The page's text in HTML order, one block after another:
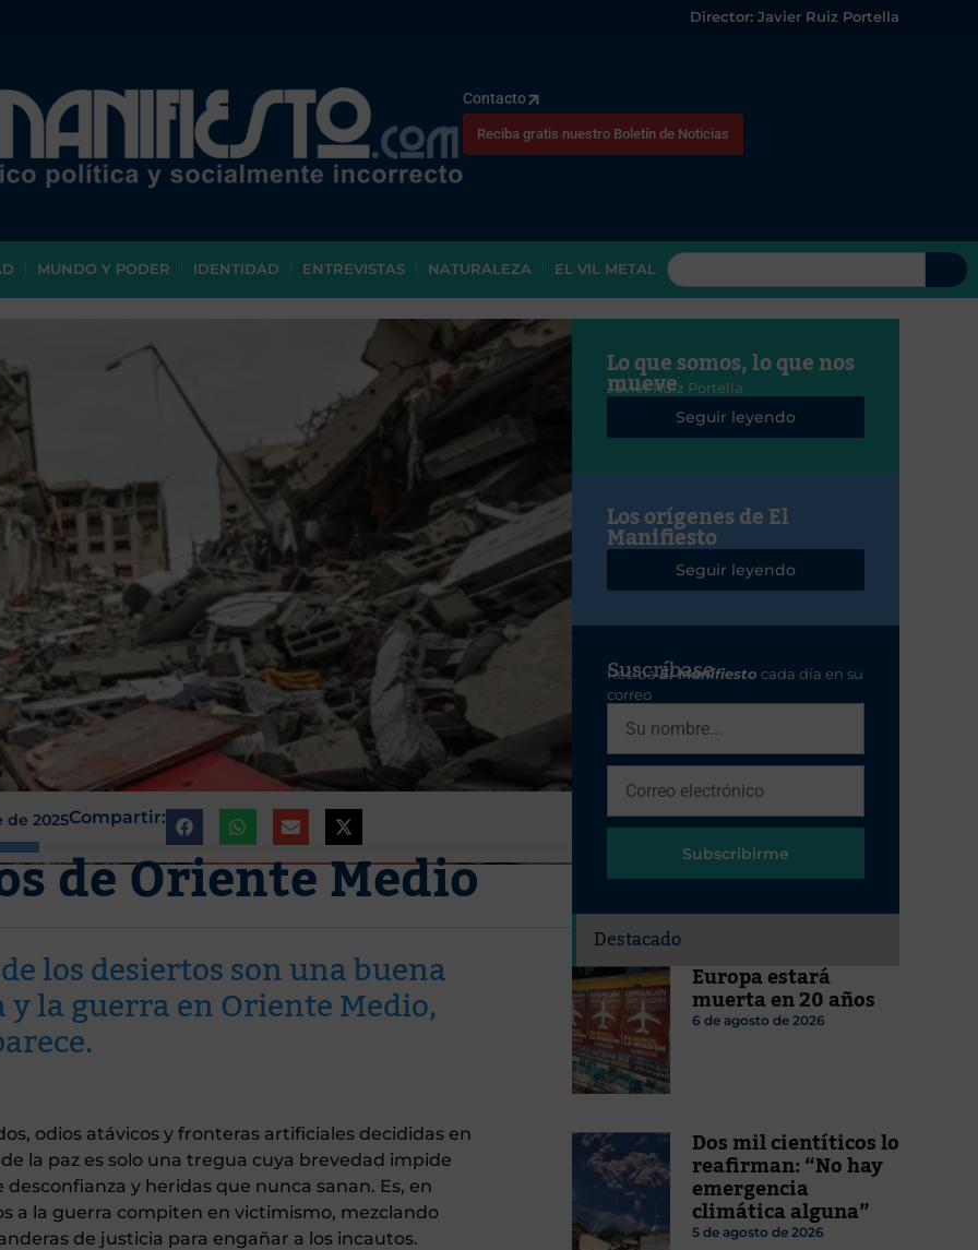
Director: Javier Ruiz Portella
Contacto
Reciba gratis nuestro Boletín de Noticias
MUNDO Y PODER IDENTIDAD ENTREVISTAS NATURALEZA EL VIL METAL
de 2025Compartir:
de Oriente Medio
los desiertos son una buena
la guerra en Oriente Medio,
odios atávicos y fronteras artificiales decididas en
la paz es solo una tregua cuya brevedad impide
y heridas que nunca sanan. Es, en
a la guerra compiten en victimismo, mezclando
de justicia para engañar a los incautos.
Lo que somos, lo que nos
mueve
Javier Ruiz Portella
Seguir leyendo
Los orígenes de El
Manifiesto
Seguir leyendo
Suscríbase
RecibaEl Manifiesto cada día en su
correo
Subscribirme
Destacado
Europa estará
muerta en 20 años
6 de agosto de 2026
Dos mil cientíticos lo
reafirman: “No hay
emergencia
climática alguna”
5 de agosto de 2026